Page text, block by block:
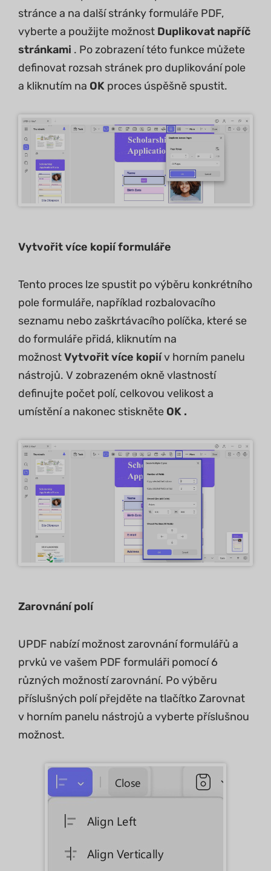
stránce a na další stránky formuláře PDF,
vyberte a použijte možnost Duplikovat napříč
stránkami . Po zobrazení této funkce můžete
definovat rozsah stránek pro duplikování pole
a kliknutím na OK proces úspěšně spustit.
Vytvořit více kopií formuláře
Tento proces lze spustit po výběru konkrétního
pole formuláře, například rozbalovacího
seznamu nebo zaškrtávacího políčka, které se
do formuláře přidá, kliknutím na
možnostVytvořit více kopiív horním panelu
nástrojů. V zobrazeném okně vlastností
definujte počet polí, celkovou velikost a
umístění a nakonec stiskněte OK .
Zarovnání polí
UPDF nabízí možnost zarovnání formulářů a
prvků ve vašem PDF formuláři pomocí 6
různých možností zarovnání. Po výběru
příslušných polí přejděte na tlačítko Zarovnat
v horním panelu nástrojů a vyberte příslušnou
možnost.